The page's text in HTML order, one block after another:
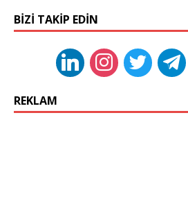
BIZI TAKIP EDIN
REKLAM